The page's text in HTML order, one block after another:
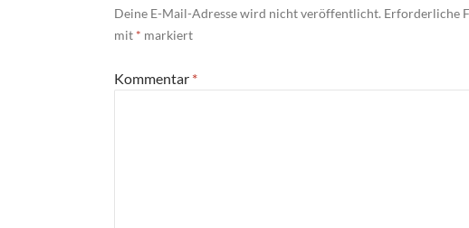
Deine E-Mail-Adresse wird nicht veröffentlicht. Erforderliche
mit * markiert
Kommentar *